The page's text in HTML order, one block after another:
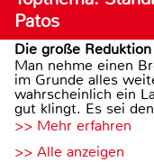
Patos
Die große Reduktion
Man nehme einen
im Grunde alles
wahrscheinlich ein
gut klingt. Es sei
>> Mehr erfahren
>> Alle anzeigen